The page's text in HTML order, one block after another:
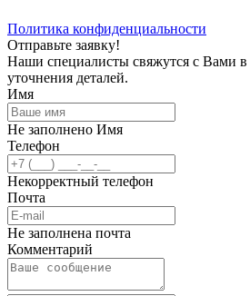
Политика конфиденциальности
Отправьте заявку!
Наши специалисты свяжутся с Вами
уточнения деталей.
Имя
Не заполнено Имя
Телефон
Некорректный телефон
Почта
Не заполнена почта
Комментарий